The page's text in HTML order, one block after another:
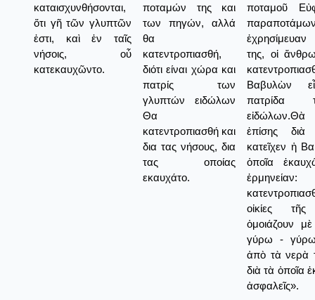
καταισχυνθήσονται,
ὅτι γῆ τῶν γλυπτῶν
ἐστι, καὶ ἐν ταῖς
νήσοις, οὗ
κατεκαυχῶντο.
ποταμών της και
των πηγών, αλλά
θα
κατεντροπιασθή,
διότι είναι χώρα και
πατρίς των
γλυπτών ειδώλων
Θα
κατεντροπιασθή και
δια τας νήσους, δια
τας οποίας
εκαυχάτο.
ποταμοῦ
της, οἱ
Βαβυλὼν
πατρίδα
εἰδώλων.Θὰ
ἐπίσης
κατεῖχεν ἡ
ὁποῖα
οἰκίες
ὁμοιάζουν μὲ
γύρω - γύρω
ἀπὸ τὰ νερὰ
διὰ τὰ ὁποῖα
ἀσφαλεῖς».